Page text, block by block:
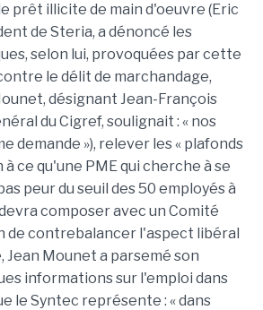
prêt illicite de main d'oeuvre (Eric
de Steria, a dénoncé les
selon lui, provoquées par cette
le délit de marchandage,
désignant Jean-François
du Cigref, soulignait : « nos
demande »), relever les « plafonds
à ce qu'une PME qui cherche à se
peur du seuil des 50 employés à
composer avec un Comité
de contrebalancer l'aspect libéral
Jean Mounet a parsemé son
informations sur l'emploi dans
le Syntec représente : « dans